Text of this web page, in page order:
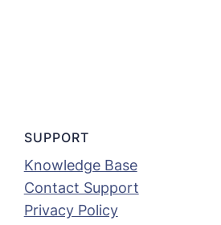
SUPPORT
Knowledge Base
Contact Support
Privacy Policy